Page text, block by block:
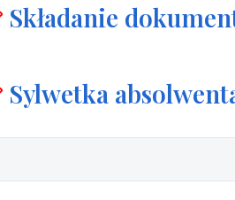
Składanie
Sylwetka